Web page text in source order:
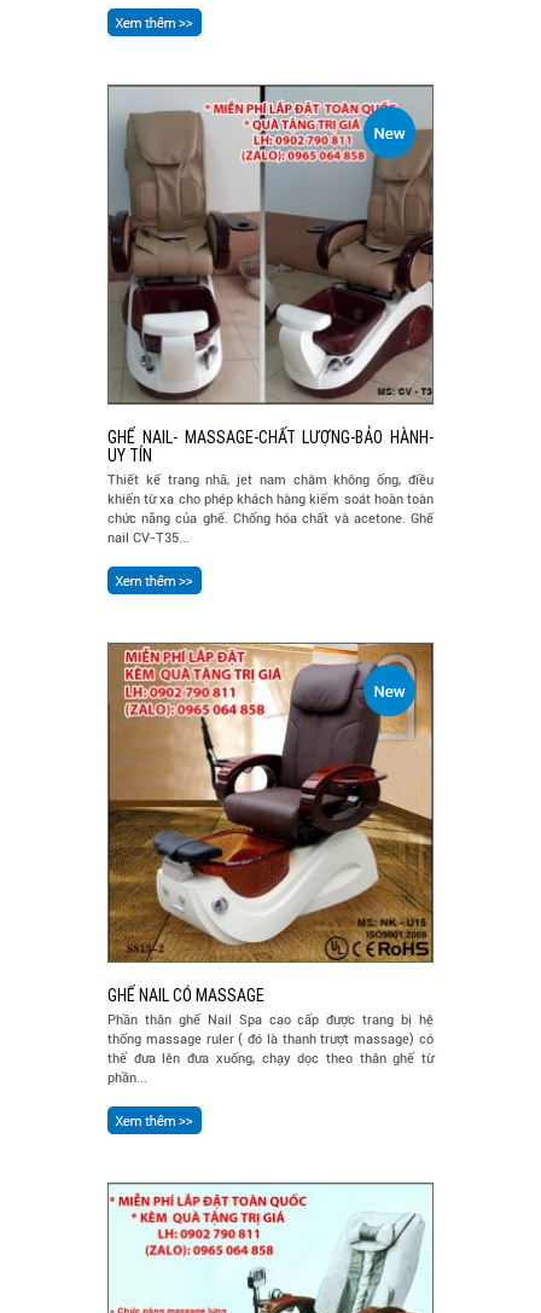
GHẾ NAIL- MASSAGE-CHẤT LƯỢNG-BẢO HÀNH-
UY TÍN
Thiết kế trang nhã, jet nam châm không ống, điều
khiển từ xa cho phép khách hàng kiểm soát hoàn toàn
chức năng của ghế. Chống hóa chất và acetone. Ghế
nail CV-T35...
GHẾ NAIL CÓ MASSAGE
Phần thân ghế Nail Spa cao cấp được trang bị hệ
thống massage ruler ( đó là thanh trượt massage) có
thể đưa lên đưa xuống, chạy dọc theo thân ghế từ
phần...